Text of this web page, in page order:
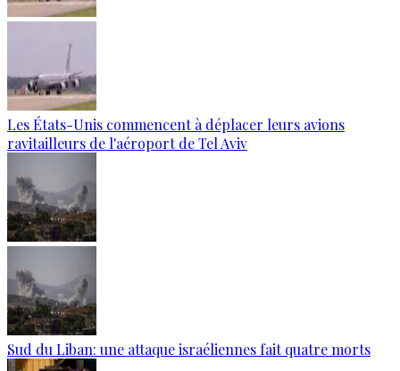
Les États-Unis commencent à déplacer leurs avions
ravitailleurs de l'aéroport de Tel Aviv
Sud du Liban: une attaque israéliennes fait quatre morts